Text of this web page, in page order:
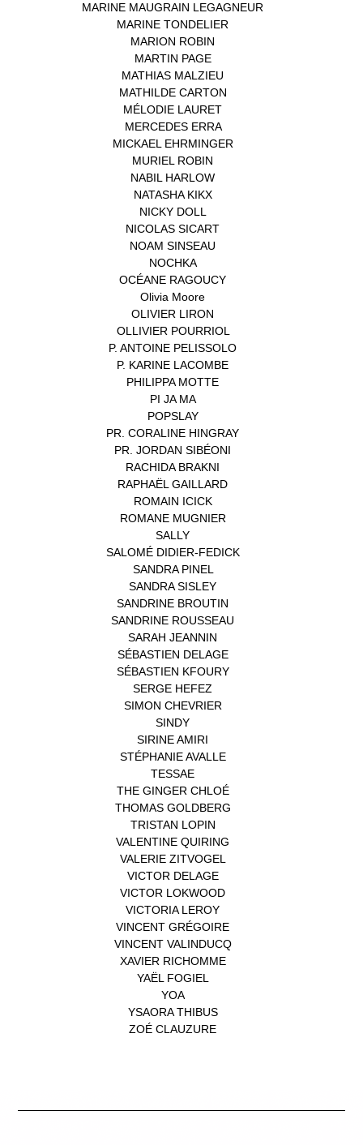
MARINE MAUGRAIN LEGAGNEUR
MARINE TONDELIER
MARION ROBIN
MARTIN PAGE(1)
MATHIAS MALZIEU
MATHILDE CARTON
MÉLODIE LAURET
MERCEDES ERRA(1)
MICKAEL EHRMINGER(1)
MURIEL ROBIN
NABIL HARLOW
NATASHA KIKX(1)
NICKY DOLL(1)
NICOLAS SICART
NOAM SINSEAU
NOCHKA(1)
OCÉANE RAGOUCY
Olivia Moore
OLIVIER LIRON
OLLIVIER POURRIOL(1)
P. ANTOINE PELISSOLO
P. KARINE LACOMBE
PHILIPPA MOTTE
PI JA MA(1)
POPSLAY(1)
PR. CORALINE HINGRAY
PR. JORDAN SIBÉONI
RACHIDA BRAKNI
RAPHAËL GAILLARD
ROMAIN ICICK(1)
ROMANE MUGNIER(1)
SALLY
SALOMÉ DIDIER-FEDICK(1)
SANDRA PINEL(1)
SANDRA SISLEY
SANDRINE BROUTIN
SANDRINE ROUSSEAU
SARAH JEANNIN
SÉBASTIEN DELAGE(1)
SÉBASTIEN KFOURY(1)
SERGE HEFEZ
SIMON CHEVRIER(1)
SINDY
SIRINE AMIRI
STÉPHANIE AVALLE(1)
TESSAE
THE GINGER CHLOÉ(1)
THOMAS GOLDBERG
TRISTAN LOPIN
VALENTINE QUIRING
VALERIE ZITVOGEL(1)
VICTOR DELAGE(1)
VICTOR LOKWOOD
VICTORIA LEROY
VINCENT GRÉGOIRE
VINCENT VALINDUCQ(1)
XAVIER RICHOMME(1)
YAËL FOGIEL(1)
YOA(1)
YSAORA THIBUS(1)
ZOÉ CLAUZURE